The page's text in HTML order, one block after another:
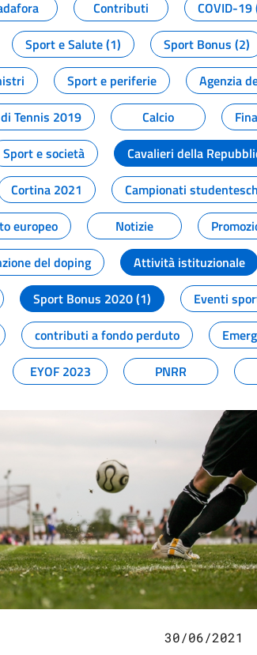
Contributi COVID-19
Sport e Salute (1) Sport Bonus (2)
Sport e periferie Agenzia
Tennis 2019 Calcio
Sport e società Cavalieri della
Cortina 2021 Campionati
europeo Notizie
del doping Attività istituzionale
Sport Bonus 2020 (1) Eventi
contributi a fondo perduto
EYOF 2023 PNRR
30/06/2021